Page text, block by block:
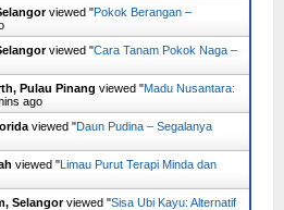
viewed "Pokok Berangan –
viewed "Cara Tanam Pokok Naga –
Pulau Pinang viewed "Madu Nusantara:
ago
viewed "Daun Pudina – Segalanya
viewed "Limau Purut Terapi Minda dan
Selangorviewed "Sisa Ubi Kayu: Alternatif